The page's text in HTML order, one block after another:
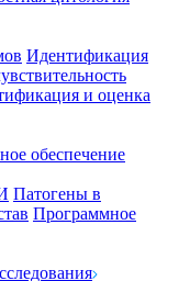
Идентификация
и оценка
обеспечение
Патогены в
Программное